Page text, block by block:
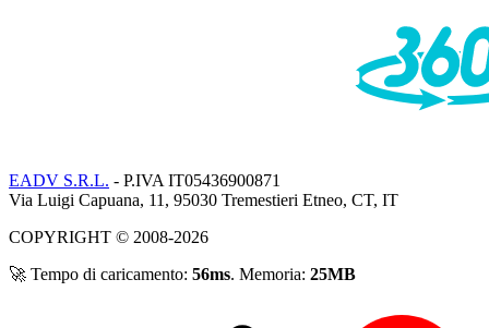
EADV S.R.L. - P.IVA IT05436900871
Via Luigi Capuana, 11, 95030 Tremestieri Etneo, CT, IT
COPYRIGHT © 2008-2026
🚀 Tempo di caricamento: 56ms. Memoria: 25MB